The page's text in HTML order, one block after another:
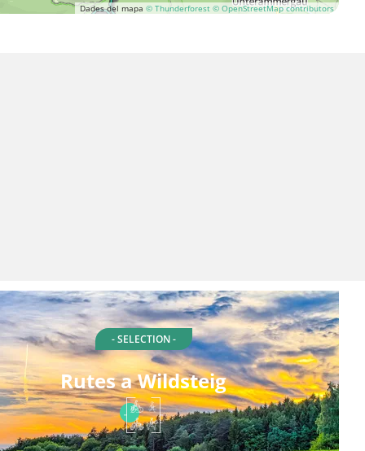
Dades del mapa © Thunderforest © OpenStreetMap contributors
- SELECTION -
Rutes a Wildsteig